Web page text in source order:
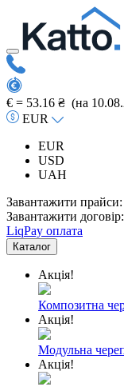
€ = 53.16 ₴ (на
EUR
EUR
USD
UAH
Завантажити прайси:
Завантажити договір:
LiqPay оплата
Каталог
Акція!
Композитна
Акція!
Модульна
Акція!